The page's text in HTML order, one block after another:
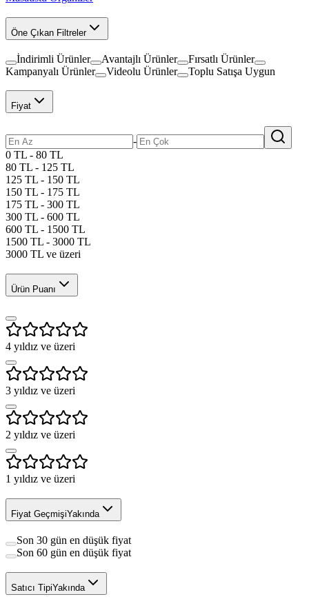
Öne Çıkan Filtreler
İndirimli Ürünler Avantajlı Ürünler
Fırsatlı Ürünler
Kampanyalı Ürünler
Videolu Ürünler Toplu Satışa Uygun
Fiyat
-
0 TL - 80 TL
80 TL - 125 TL
125 TL - 150 TL
150 TL - 175 TL
175 TL - 300 TL
300 TL - 600 TL
600 TL - 1500 TL
1500 TL - 3000 TL
3000 TL ve üzeri
Ürün Puanı
4 yıldız ve üzeri
3 yıldız ve üzeri
2 yıldız ve üzeri
1 yıldız ve üzeri
Fiyat GeçmişiYakında
Son 30 gün en düşük fiyat
Son 60 gün en düşük fiyat
Satıcı TipiYakında